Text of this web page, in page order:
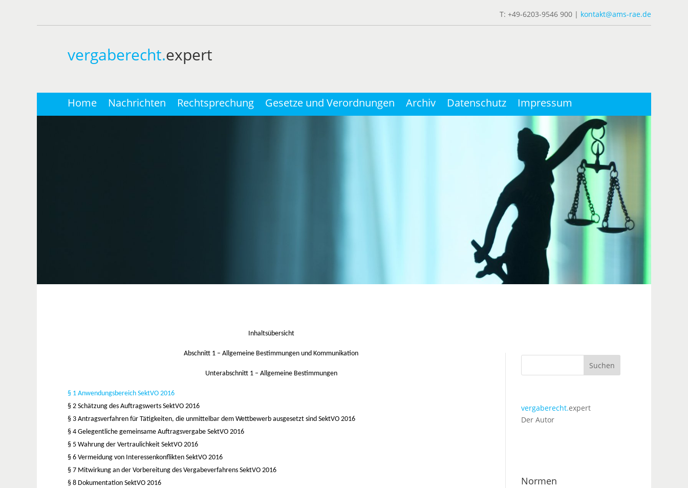
T: +49-6203-9546 900 | kontakt@ams-rae.de
vergaberecht.expert
Home Nachrichten Rechtsprechung Gesetze und Verordnungen Archiv Datenschutz Impressum
Inhaltsübersicht
Abschnitt 1 –Allgemeine Bestimmungen und Kommunikation
Unterabschnitt 1 – Allgemeine Bestimmungen
§ 1 Anwendungsbereich SektVO 2016
§ 2 Schätzung des Auftragswerts SektVO 2016
§ 3 Antragsverfahren für Tätigkeiten, die unmittelbar dem Wettbewerb ausgesetzt sind SektVO 2016
§ 4 Gelegentliche gemeinsame Auftragsvergabe SektVO 2016
§ 5 Wahrung der Vertraulichkeit SektVO 2016
§ 6 Vermeidung von Interessenkonflikten SektVO 2016
§ 7 Mitwirkung an der Vorbereitung des Vergabeverfahrens SektVO 2016
§ 8 Dokumentation SektVO 2016
Suchen
vergaberecht.expert
Der Autor
Normen